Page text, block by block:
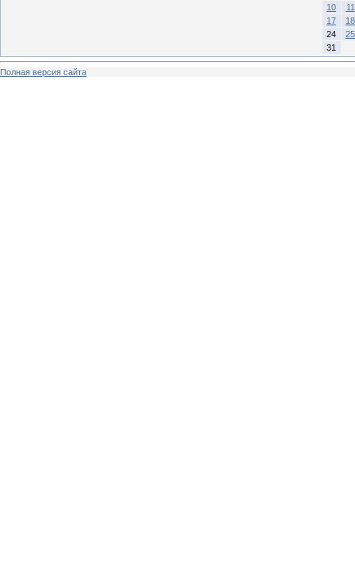
10
11
17
18
24
25
31
Полная версия сайта